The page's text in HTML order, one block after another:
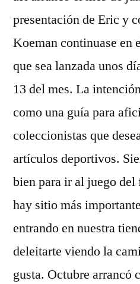
presentación de Eric y
Koeman continuase en
que sea lanzada unos
13 del mes. La
como una guía para
coleccionistas que
artículos deportivos.
bien para ir al juego del
hay sitio más
entrando en nuestra
deleitarte viendo la
gusta. Octubre arrancó